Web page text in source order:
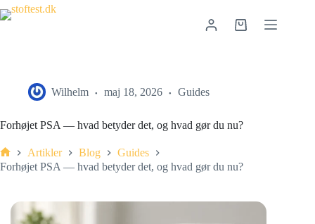
Wilhelm maj 18, 2026 Guides
Forhøjet PSA — hvad betyder det, og hvad gør du nu?
Artikler Blog
Guides
Forhøjet PSA — hvad betyder det, og hvad gør du nu?